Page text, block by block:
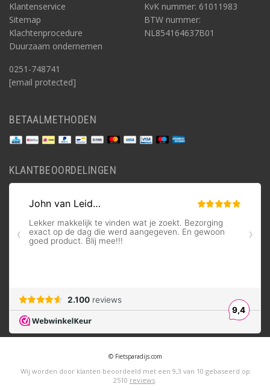
Klantenservice
Sitemap
Klachtenprocedure
Duurzaam ondernemen
0251-748741
[email protected]
KvK nummer: 61011983
BTW nummer:
NL854164637B01
BETAALMETHODEN
KLANTBEOORDELINGEN
© Fietsparadijs.com
Wij worden door klanten beoordeeld met een 9,3 van 10 gebaseerd op
2510 reviews.